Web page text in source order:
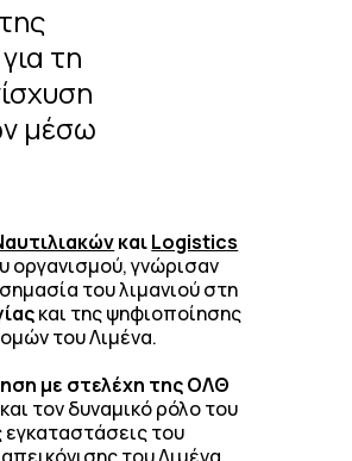
τη
μέσω
καιLogistics
οργανισμού, γνώρισαν
του λιμανιού στη
και της ψηφιοποίησης
του Λιμένα.
με στελέχη της ΟΛΘ
τον δυναμικό ρόλο του
εγκαταστάσεις του